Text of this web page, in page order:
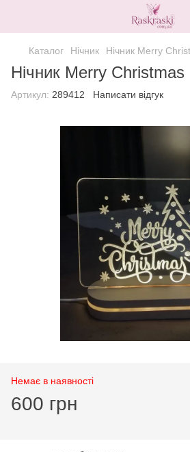
Каталог Нічник Нічник Merry
Нічник Merry Christmas
Артикул: 289412 Написати відгук
Немає в наявності
600 грн